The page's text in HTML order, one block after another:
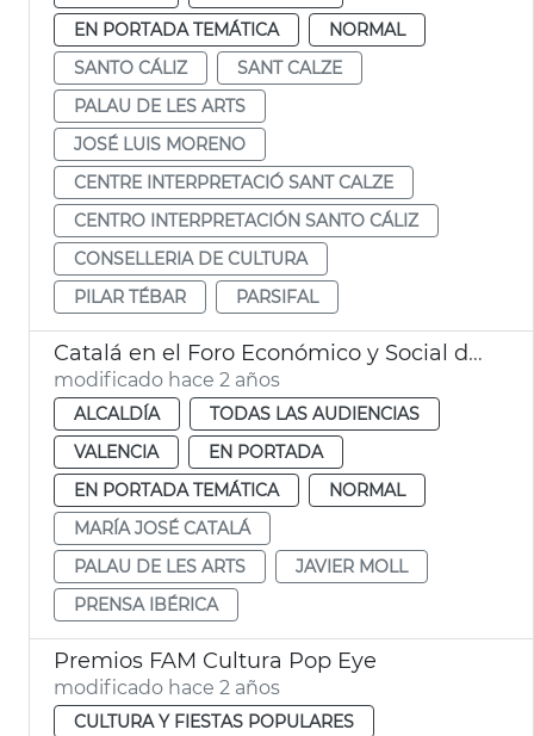
EN PORTADA TEMÁTICA
NORMAL
SANTO CÁLIZ
SANT CALZE
PALAU DE LES ARTS
JOSÉ LUIS MORENO
CENTRE INTERPRETACIÓ SANT CALZE
CENTRO INTERPRETACIÓN SANTO CÁLIZ
CONSELLERIA DE CULTURA
PILAR TÉBAR
PARSIFAL
Catalá en el Foro Económico y Social del Mediterráneo
modificado hace 2 años
ALCALDÍA
TODAS LAS AUDIENCIAS
VALENCIA
EN PORTADA
EN PORTADA TEMÁTICA
NORMAL
MARÍA JOSÉ CATALÁ
PALAU DE LES ARTS
JAVIER MOLL
PRENSA IBÉRICA
Premios FAM Cultura Pop Eye
modificado hace 2 años
CULTURA Y FIESTAS POPULARES